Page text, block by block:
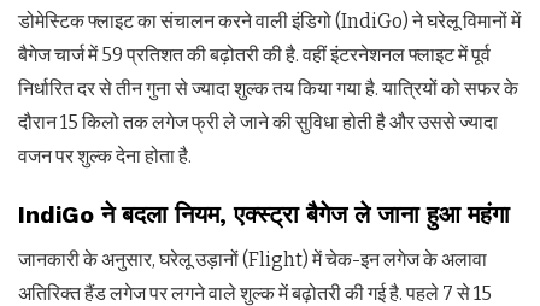
डोमेस्टिक फ्लाइट का संचालन करने वाली इंडिगो (IndiGo) ने घरेलू विमानों में
बैगेज चार्ज में 59 प्रतिशत की बढ़ोतरी की है. वहीं इंटरनेशनल फ्लाइट में पूर्व
निर्धारित दर से तीन गुना से ज्यादा शुल्क तय किया गया है. यात्रियों को सफर के
दौरान 15 किलो तक लगेज फ्री ले जाने की सुविधा होती है और उससे ज्यादा
वजन पर शुल्क देना होता है.
IndiGo ने बदला नियम, एक्स्ट्रा बैगेज ले जाना हुआ महंगा
जानकारी के अनुसार, घरेलू उड़ानों (Flight) में चेक-इन लगेज के अलावा
अतिरिक्त हैंड लगेज पर लगने वाले शुल्क में बढ़ोतरी की गई है. पहले 7 से 15